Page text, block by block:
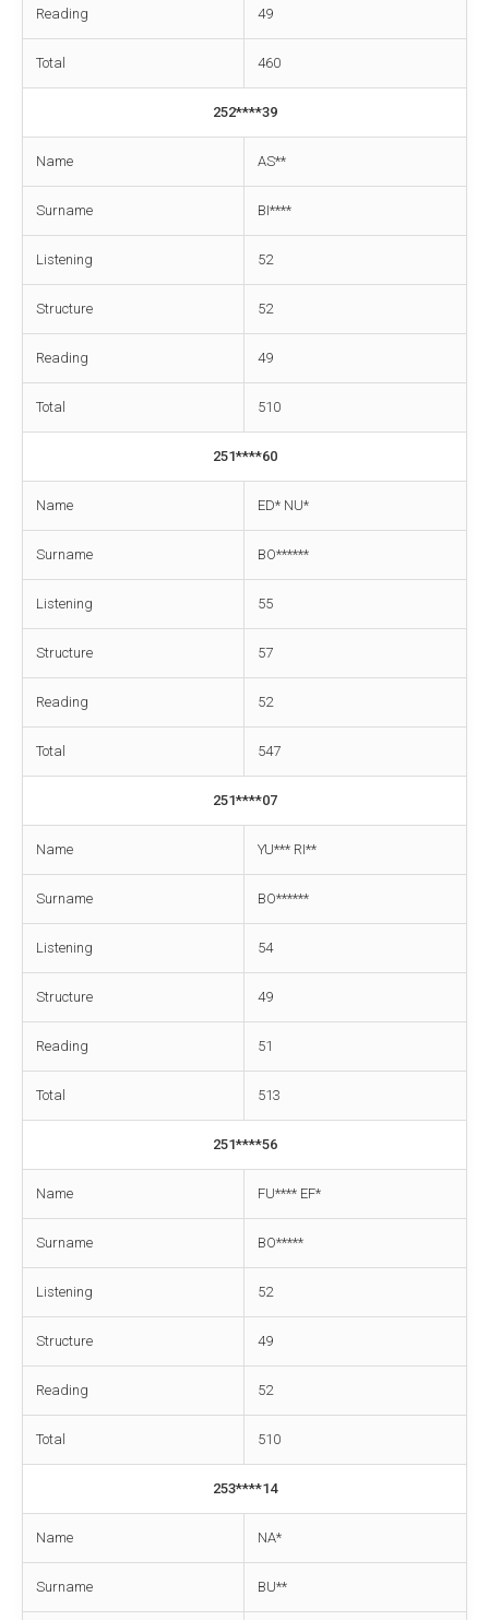
Reading 49
Total 460
252****39
Name AS**
Surname BI****
Listening 52
Structure 52
Reading 49
Total 510
251****60
Name ED* NU*
Surname BO******
Listening 55
Structure 57
Reading 52
Total 547
251****07
Name YU*** RI**
Surname BO******
Listening 54
Structure 49
Reading 51
Total 513
251****56
Name FU**** EF*
Surname BO*****
Listening 52
Structure 49
Reading 52
Total 510
253****14
Name NA*
Surname BU**